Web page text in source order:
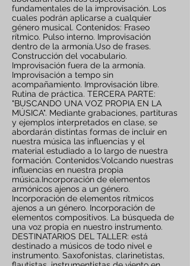
fundamentales de la improvisación. Los
cuales podrán aplicarse a cualquier
género musical. Contenidos: Fraseo
rítmico. Pulso interno. Improvisación
dentro de la armonía.Uso de frases.
Construcción del vocabulario.
Improvisación fuera de la armonía.
Improvisación a tempo sin
acompañamiento. Improvisación libre.
Rutina de práctica. TERCERA PARTE:
"BUSCANDO UNA VOZ PROPIA EN LA
MÚSICA". Mediante grabaciones, partituras
y ejemplos interpretados en clase, se
abordarán distintas formas de incluir en
nuestra música las influencias y el
material estudiado a lo largo de nuestra
formación. Contenidos:Volcando nuestras
influencias en nuestra propia
música.Incorporación de elementos
armónicos ajenos a un género.
Incorporación de elementos rítmicos
ajenos a un género. Incorporación de
elementos compositivos. La búsqueda de
una voz propia en nuestro instrumento.
DESTINATARIOS DEL TALLER: está
destinado a músicos de todo nivel e
instrumento. Saxofonistas, clarinetistas,